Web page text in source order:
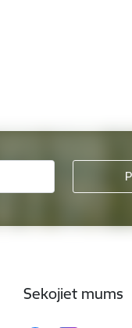
Sekojiet mums